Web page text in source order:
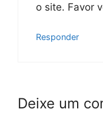
o site. Favor
Responder
Deixe um